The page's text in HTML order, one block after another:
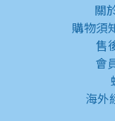
關
購物須
售
會
海外